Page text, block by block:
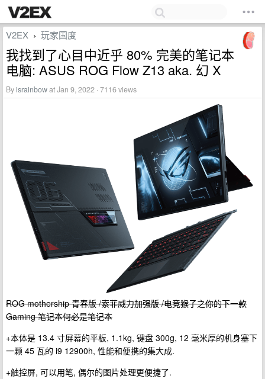
V2EX › 玩家国度
我找到了心目中近乎 80% 完美的笔记本
电脑: ASUS ROG Flow Z13 aka. 幻 X
Byisrainbowat Jan 9, 2022 · 7116 views
ROG mothership 青春版 /索菲威力加强版 /电竞猴子之你的下一款
Gaming 笔记本何必是笔记本
+本体是 13.4 寸屏幕的平板, 1.1kg, 键盘 300g, 12 毫米厚的机身塞下
一颗 45 瓦的 i9 12900h, 性能和便携的集大成.
+触控屏, 可以用笔, 偶尔的图片处理更便捷了.